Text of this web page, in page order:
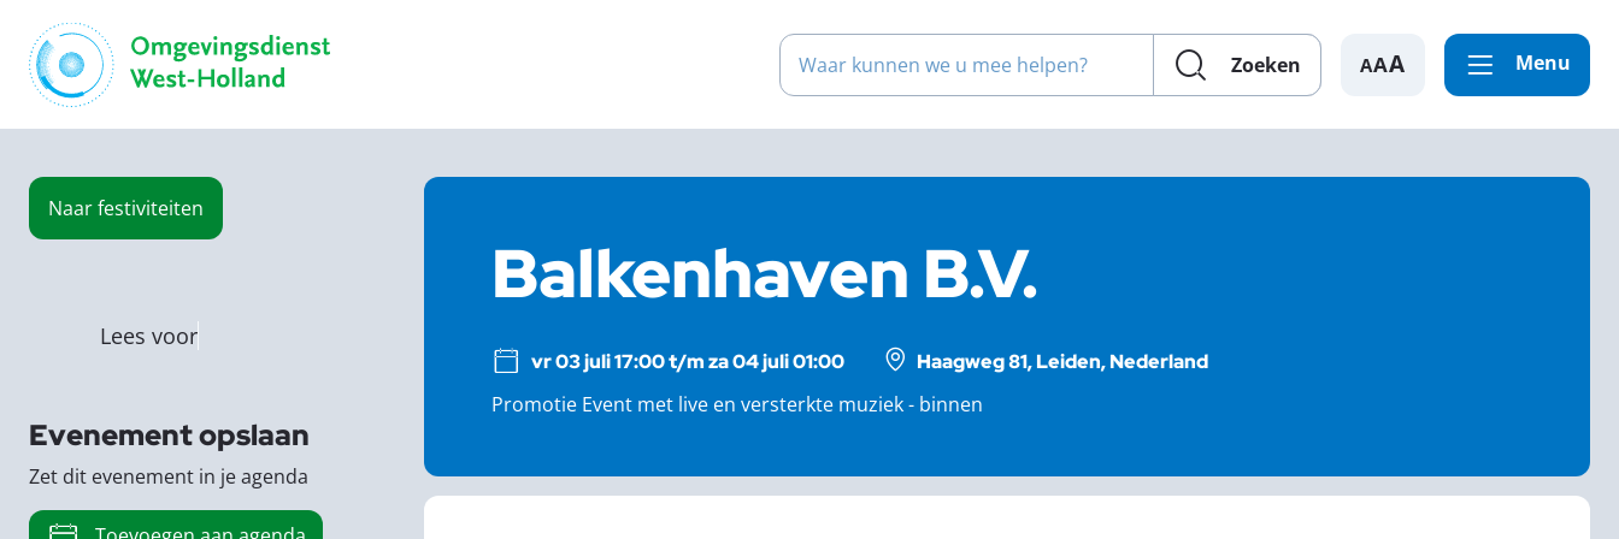
Waar kunnen we u mee helpen?
Zoeken A Menu
Naarfestiviteiten
Balkenhaven B.V.
vr 03 juli 17:00 t/m za 04 juli 01:00
Haagweg 81, Leiden, Nederland
Promotie Event met live en versterkte muziek - binnen
Lees voor
Evenement opslaan
Zet dit evenement in je agenda